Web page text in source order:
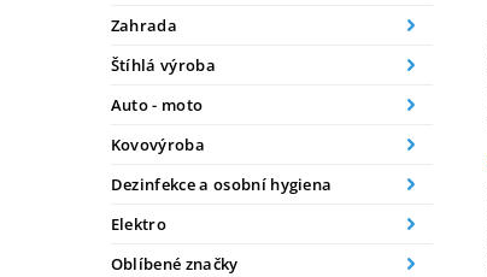
Zahrada
Štíhlá výroba
Auto - moto
Kovovýroba
Dezinfekce a osobní hygiena
Elektro
Oblíbené značky